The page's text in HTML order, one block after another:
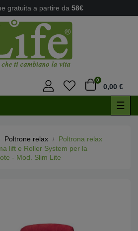
gratuita a partire da 58€
0
0,00 €
☰
Poltrone relax
Poltrona relax
lift e Roller System per la
- Mod. Slim Lite